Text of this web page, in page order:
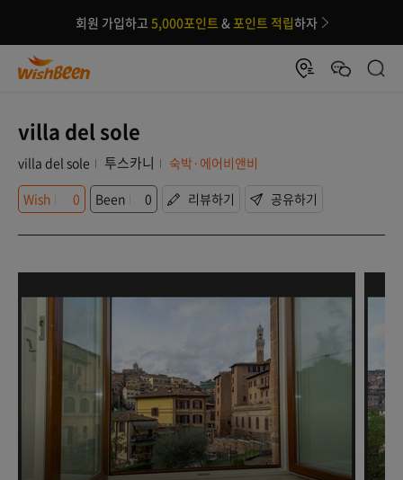
회원 가입하고 5,000포인트 &포인트 적립하자
villa del sole
villa del sole 투스카니
숙박·에어비앤비
Wish
0 Been 0 리뷰하기 공유하기